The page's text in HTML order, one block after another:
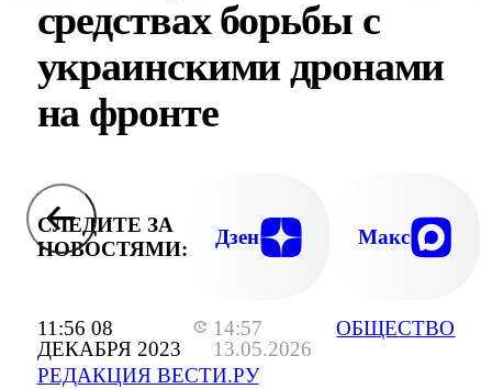
11:56 08
ДЕКАБРЯ 2023
14:57
13.05.2026
РЕДАКЦИЯ ВЕСТИ.РУ
ОБЩЕСТВО
средствах борьбы с
украинскими дронами
на фронте
СЛЕДИТЕ ЗА
НОВОСТЯМИ:
Дзен Макс